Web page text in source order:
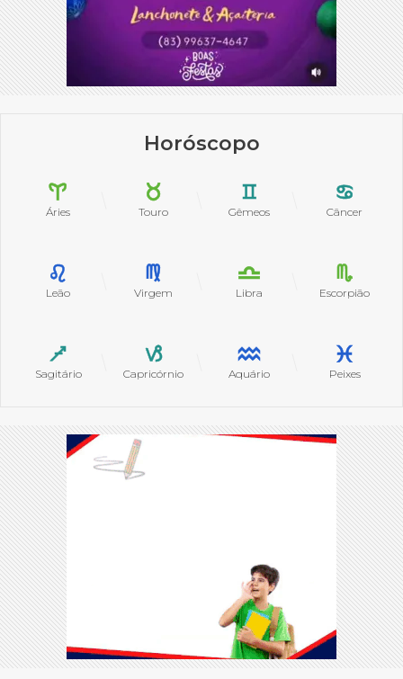
Horóscopo
Áries Touro Gêmeos Câncer
Leão Virgem Libra Escorpião
Sagitário Capricórnio Aquário Peixes